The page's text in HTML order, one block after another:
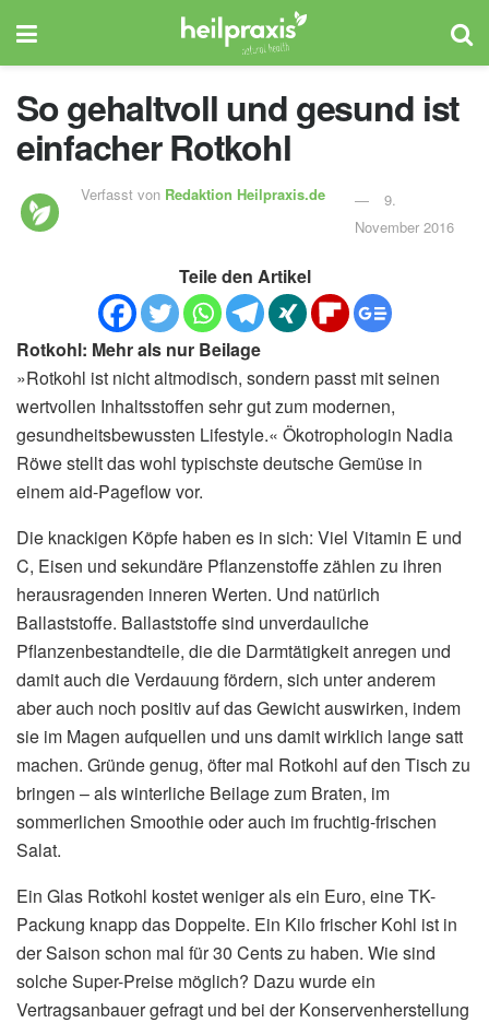
So gehaltvoll und gesund ist
einfacher Rotkohl
Verfasst von Redaktion Heilpraxis.de
9.
November 2016
Teile den Artikel
Rotkohl: Mehr als nur Beilage
»Rotkohl ist nicht altmodisch, sondern passt mit seinen
wertvollen Inhaltsstoffen sehr gut zum modernen,
gesundheitsbewussten Lifestyle.« Ökotrophologin Nadia
Röwe stellt das wohl typischste deutsche Gemüse in
einem aid-Pageflow vor.
Die knackigen Köpfe haben es in sich: Viel Vitamin E und
C, Eisen und sekundäre Pflanzenstoffe zählen zu ihren
herausragenden inneren Werten. Und natürlich
Ballaststoffe. Ballaststoffe sind unverdauliche
Pflanzenbestandteile, die die Darmtätigkeit anregen und
damit auch die Verdauung fördern, sich unter anderem
aber auch noch positiv auf das Gewicht auswirken, indem
sie im Magen aufquellen und uns damit wirklich lange satt
machen. Gründe genug, öfter mal Rotkohl auf den Tisch zu
bringen – als winterliche Beilage zum Braten, im
sommerlichen Smoothie oder auch im fruchtig-frischen
Salat.
Ein Glas Rotkohl kostet weniger als ein Euro, eine TK-
Packung knapp das Doppelte. Ein Kilo frischer Kohl ist in
der Saison schon mal für 30 Cents zu haben. Wie sind
solche Super-Preise möglich? Dazu wurde ein
Vertragsanbauer gefragt und bei der Konservenherstellung